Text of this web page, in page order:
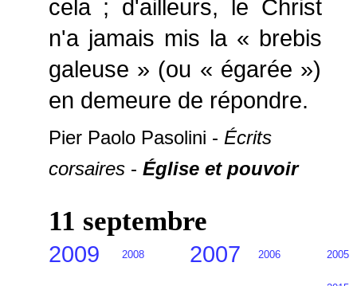
cela ; d'ailleurs, le Christ
n'a jamais mis la « brebis
galeuse » (ou « égarée »)
en demeure de répondre.
Pier Paolo Pasolini - Écrits
corsaires- Église et pouvoir
11 septembre
2009 2008 2007 2006 2005